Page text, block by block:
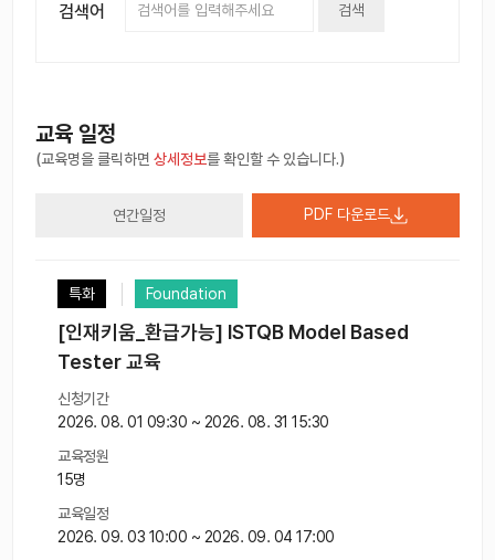
검색어 검색
교육 일정
(교육명을 클릭하면상세정보를 확인할 수 있습니다.)
연간일정 PDF 다운로드
특화 Foundation
[인재키움_환급가능] ISTQB Model Based
Tester 교육
신청기간
2026. 08. 01 09:30 ~ 2026. 08. 31 15:30
교육정원
15명
교육일정
2026. 09. 03 10:00 ~ 2026. 09. 04 17:00